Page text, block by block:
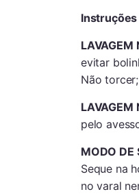
Instruções
LAVAGEM
evitar
Não
LAVAGEM
pelo
MODO DE
Seque na
no varal